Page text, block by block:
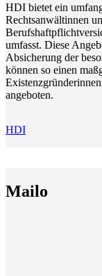
HDI bietet ein
Rechtsanwältinnen
umfasst. Diese
Absicherung der
können so einen
angeboten.
HDI
Mailo